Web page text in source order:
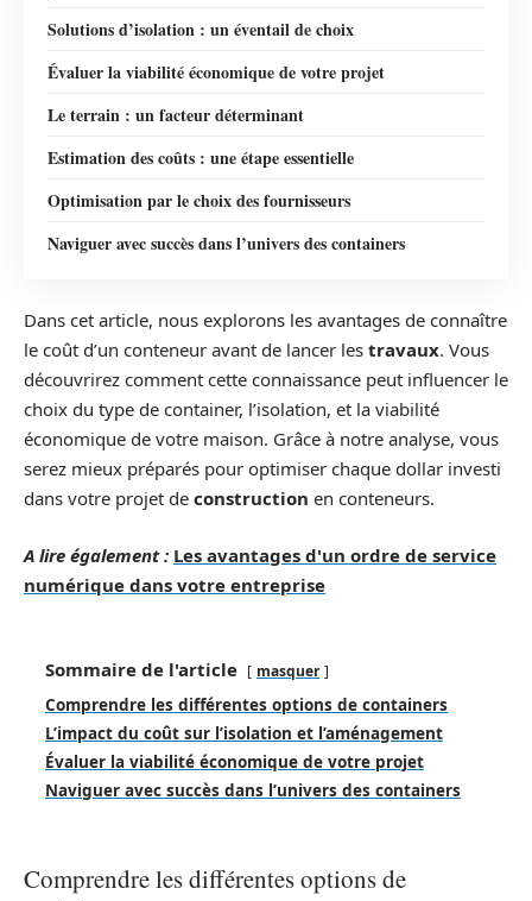
Solutions d’isolation : un éventail de choix
Évaluer la viabilité économique de votre projet
Le terrain : un facteur déterminant
Estimation des coûts : une étape essentielle
Optimisation par le choix des fournisseurs
Naviguer avec succès dans l’univers des containers
Dans cet article, nous explorons les avantages de connaître
le coût d’un conteneur avant de lancer les travaux. Vous
découvrirez comment cette connaissance peut influencer le
choix du type de container, l’isolation, et la viabilité
économique de votre maison. Grâce à notre analyse, vous
serez mieux préparés pour optimiser chaque dollar investi
dans votre projet de construction en conteneurs.
A lire également : Les avantages d'un ordre de service
numérique dans votre entreprise
Sommaire de l'article masquer
Comprendre les différentes options de containers
L’impact du coût sur l’isolation et l’aménagement
Évaluer la viabilité économique de votre projet
Naviguer avec succès dans l’univers des containers
Comprendre les différentes options de